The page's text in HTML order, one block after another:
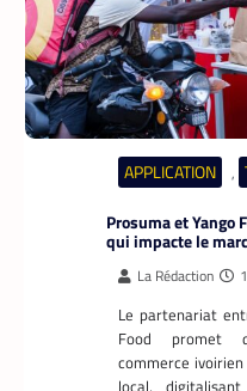
APPLICATION ,
Prosuma et Yango
qui impacte le
La Rédaction
Le partenariat
Food promet
commerce